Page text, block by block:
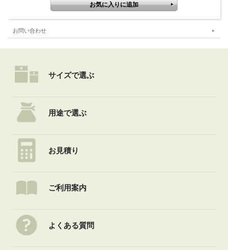
お問い合わせ
サイズで選ぶ
用途で選ぶ
お見積り
ご利用案内
よくある質問